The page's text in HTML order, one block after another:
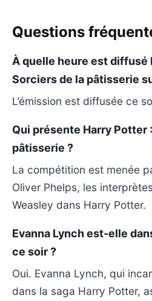
Questions
À quelle heure est diffusé
Sorciers de la pâtisserie
L’émission est diffusée ce
Qui présente Harry Potter
pâtisserie ?
La compétition est menée
Oliver Phelps, les
Weasley dans Harry Potter.
Evanna Lynch est-elle
ce soir ?
Oui. Evanna Lynch, qui
dans la saga Harry Potter,